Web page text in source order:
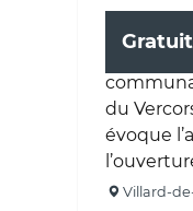
Gratuit
Maison
Le
du
évoque
Villard-